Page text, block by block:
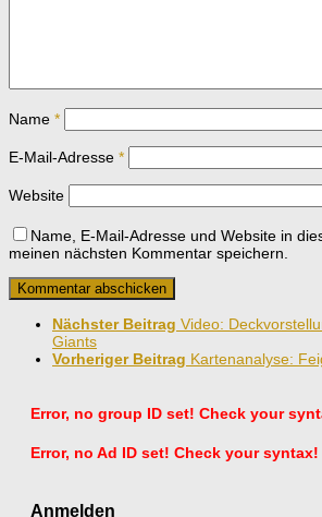
Name *
E-Mail-Adresse *
Website
Name, E-Mail-Adresse und Website in
meinen nächsten Kommentar speichern.
Nächster Beitrag Video:
Giants
Vorheriger Beitrag Kartenanalyse:
Error, no group ID set! Check your
Error, no Ad ID set! Check your syntax!
Anmelden